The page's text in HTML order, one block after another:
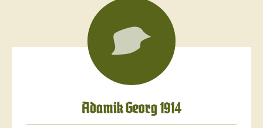
Adamik Georg 1914